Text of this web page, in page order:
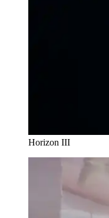
Horizon III